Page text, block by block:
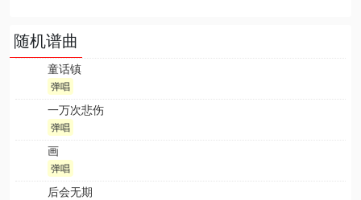
随机谱曲
童话镇
弹唱
一万次悲伤
弹唱
画
弹唱
后会无期